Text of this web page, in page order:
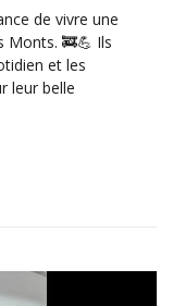
de vivre une
Monts. 🚒💪 Ils
et les
leur belle